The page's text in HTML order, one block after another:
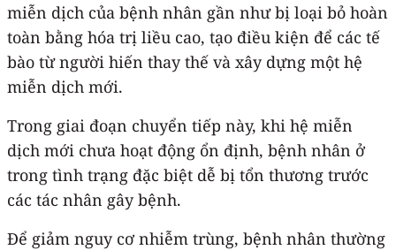
miễn dịch của bệnh nhân gần như bị loại bỏ hoàn
toàn bằng hóa trị liều cao, tạo điều kiện để các tế
bào từ người hiến thay thế và xây dựng một hệ
miễn dịch mới.
Trong giai đoạn chuyển tiếp này, khi hệ miễn
dịch mới chưa hoạt động ổn định, bệnh nhân ở
trong tình trạng đặc biệt dễ bị tổn thương trước
các tác nhân gây bệnh.
Để giảm nguy cơ nhiễm trùng, bệnh nhân thường